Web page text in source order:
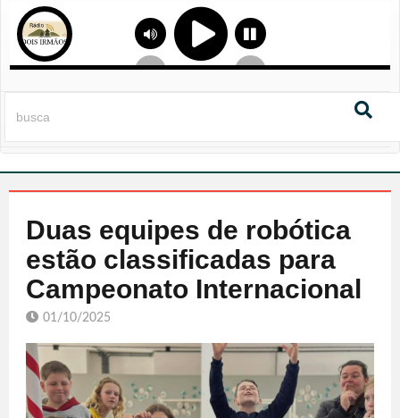
Duas equipes de robótica
estão classificadas para
Campeonato Internacional
01/10/2025